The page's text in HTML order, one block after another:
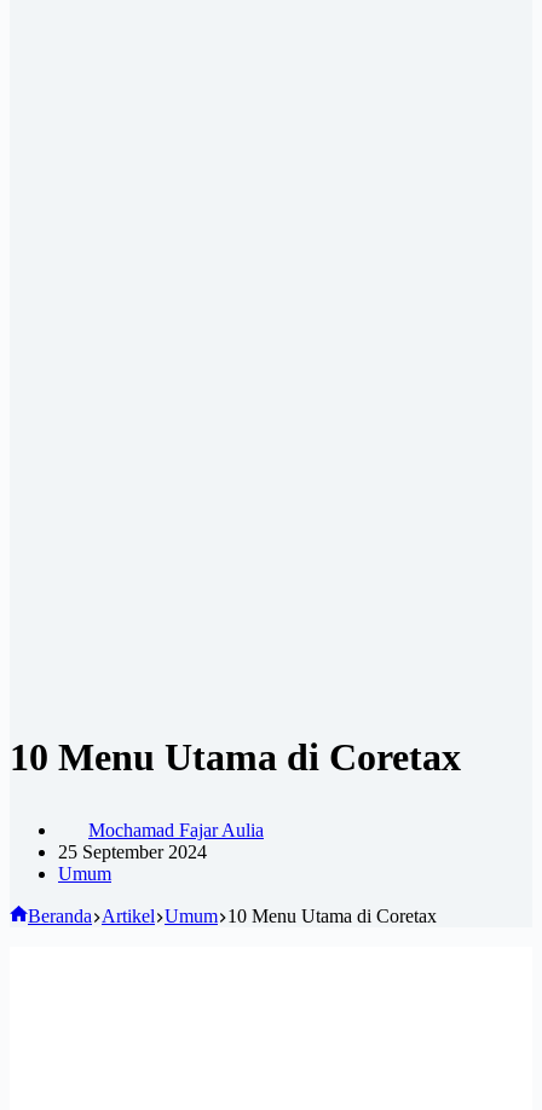
10 Menu Utama di Coretax
Mochamad Fajar Aulia
25 September 2024
Umum
Beranda Artikel Umum 10 Menu Utama di Coretax